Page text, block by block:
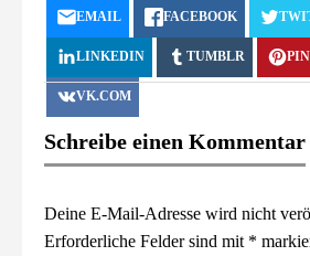
EMAIL FACEBOOK
LINKEDIN TUMBLR
VK.COM
Schreibe einen Kommentar
Deine E-Mail-Adresse wird nicht
Erforderliche Felder sind mit *